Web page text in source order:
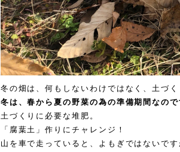
冬の畑は、何もしないわけではなく、土づく
冬は、春から夏の野菜の為の準備期間なので
土づくりに必要な堆肥。
「腐葉土」作りにチャレンジ！
山を車で走っていると、よもぎではないです